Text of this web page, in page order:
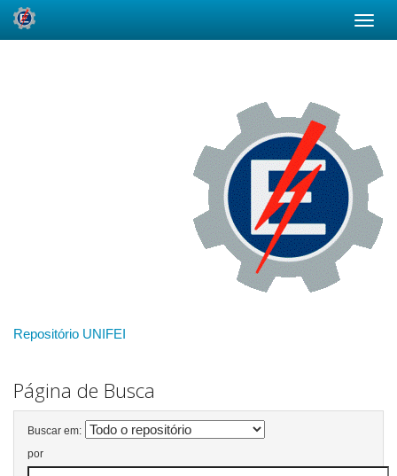
Repositório UNIFEI
Página de Busca
Buscar em:
por